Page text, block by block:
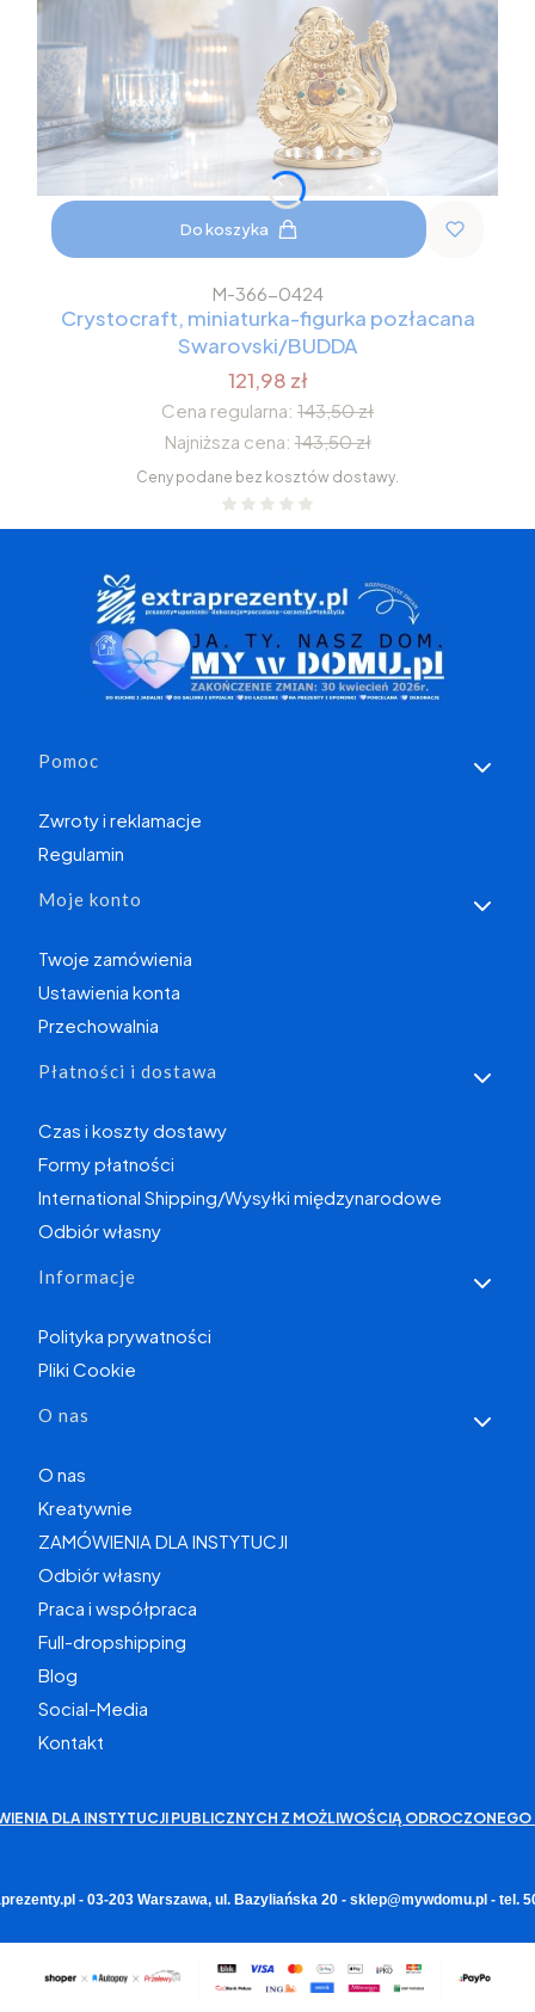
Do koszyka
M-366-0424
Crystocraft, miniaturka-figurka pozłacana
Swarovski/BUDDA
121,98 zł
Cena regularna: 143,50 zł
Najniższa cena: 143,50 zł
Ceny podane bez kosztów dostawy.
Linki w stopce
Pomoc
Zwroty i reklamacje
Regulamin
Moje konto
Twoje zamówienia
Ustawienia konta
Przechowalnia
Płatności i dostawa
Czas i koszty dostawy
Formy płatności
International Shipping/Wysyłki międzynarodowe
Odbiór własny
Informacje
Polityka prywatności
Pliki Cookie
O nas
O nas
Kreatywnie
ZAMÓWIENIA DLA INSTYTUCJI
Odbiór własny
Praca i współpraca
Full-dropshipping
Blog
Social-Media
Kontakt
DLA INSTYTUCJI PUBLICZNYCH Z MOŻLIWOŚCIĄ ODROCZONEGO
- 03-203 Warszawa, ul. Bazyliańska 20 - sklep@mywdomu.pl - tel.